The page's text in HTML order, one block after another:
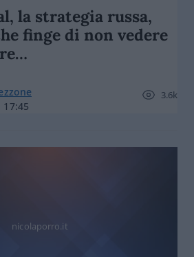
la strategia russa,
finge di non vedere
17:45
3.6k
nicolaporro.it